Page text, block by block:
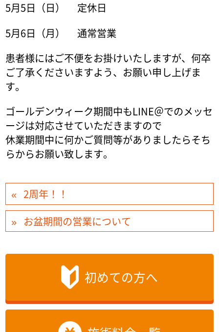
5月5日（日） 定休日
5月6日（月） 通常営業
患者様にはご不便をお掛けいたしますが、何卒
ご了承くださいますよう、お願い申し上げま
す。
ゴールデンウィーク期間中もLINE＠でのメッセ
ージは対応させていただきますので
休業期間中に何かご質問等がありましたらそち
らからお願い致します。
2周年！！
お盆期間の営業について
初めての方へ